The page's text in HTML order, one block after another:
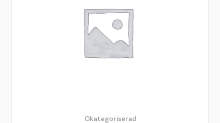
Okategoriserad